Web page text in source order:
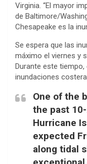
Virginia. “El mayor
de Baltimore/
Chesapeake es la
Se espera que las
máximo el viernes y
Durante este
inundaciones
One of the
the past
Hurricane
expected
along tidal